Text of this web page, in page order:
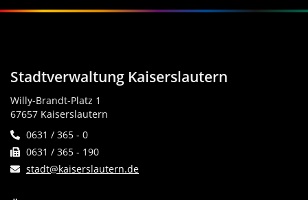
Stadtverwaltung Kaiserslautern
Willy-Brandt-Platz 1
67657 Kaiserslautern
0631 / 365 - 0
0631 / 365 - 190
stadt@kaiserslautern.de